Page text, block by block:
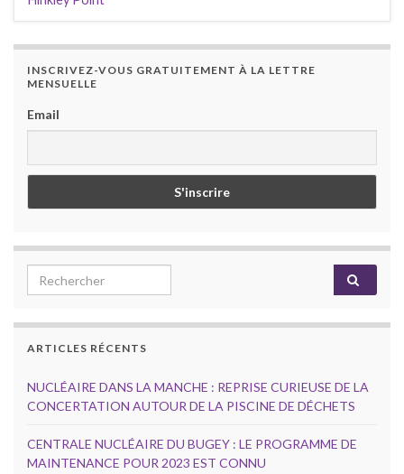
INSCRIVEZ-VOUS GRATUITEMENT À LA LETTRE
MENSUELLE
Email
Search for:
ARTICLES RÉCENTS
NUCLÉAIRE DANS LA MANCHE : REPRISE CURIEUSE DE LA
CONCERTATION AUTOUR DE LA PISCINE DE DÉCHETS
CENTRALE NUCLÉAIRE DU BUGEY : LE PROGRAMME DE
MAINTENANCE POUR 2023 EST CONNU